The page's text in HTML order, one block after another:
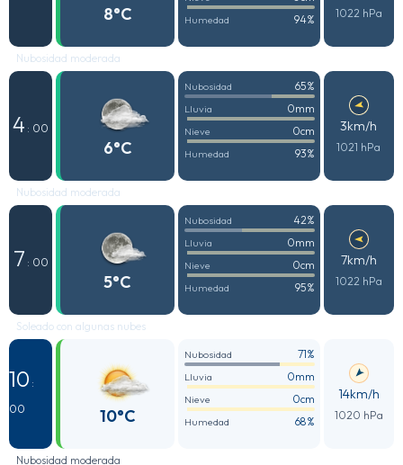
8°C Humedad 94% 1022 hPa
Nubosidad moderada
4 : 00
6°C
Nubosidad 65%
Lluvia 0mm
Nieve 0cm
Humedad 93%
3km/h
1021 hPa
Nubosidad moderada
7 : 00
5°C
Nubosidad 42%
Lluvia 0mm
Nieve 0cm
Humedad 95%
7km/h
1022 hPa
Soleado con algunas nubes
10 :
00
10°C
Nubosidad 71%
Lluvia 0mm
Nieve 0cm
Humedad 68%
14km/h
1020 hPa
Nubosidad moderada